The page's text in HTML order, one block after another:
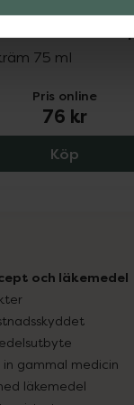
5 i omdöme
75 ml
Pris online
76 kr
Köp CCS
och läkemedel
in gammal medicin
läkemedel